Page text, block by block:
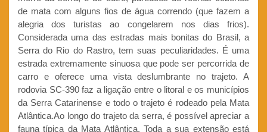
de mata com alguns fios de água correndo (que fazem a
alegria dos turistas ao congelarem nos dias frios).
Considerada uma das estradas mais bonitas do Brasil, a
Serra do Rio do Rastro, tem suas peculiaridades. É uma
estrada extremamente sinuosa que pode ser percorrida de
carro e oferece uma vista deslumbrante no trajeto. A
rodovia SC-390 faz a ligação entre o litoral e os municípios
da Serra Catarinense e todo o trajeto é rodeado pela Mata
Atlântica.Ao longo do trajeto da serra, é possível apreciar a
fauna típica da Mata Atlântica. Toda a sua extensão está